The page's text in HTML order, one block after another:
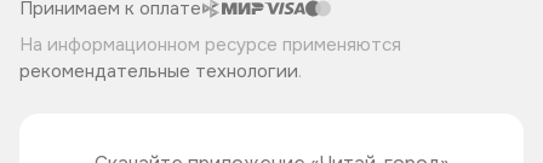
Правила продажи
Политика конфиденциальности
Читай-город для бизнеса
Хотите у нас работать?
Скоро в продаже
Лучшие из лучших
Читай-журнал
Принимаем к оплате
На информационном ресурсе применяются
рекомендательные технологии.